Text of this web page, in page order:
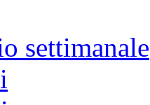
dei lavori